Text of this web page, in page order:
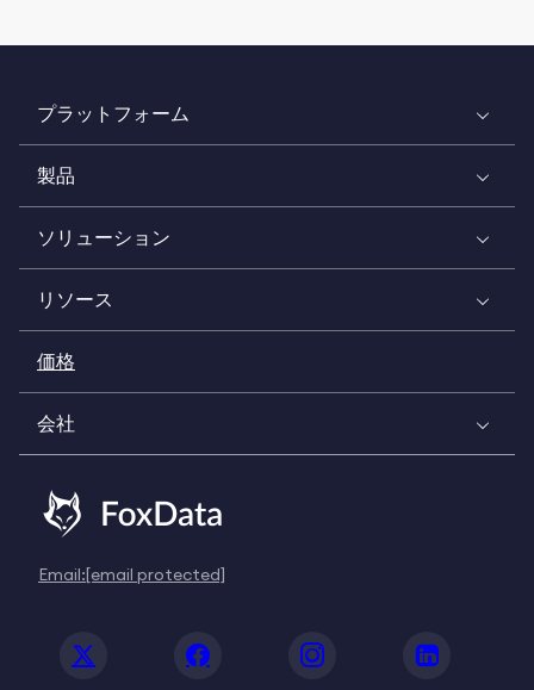
プラットフォーム
製品
ソリューション
リソース
価格
会社
Email:[email protected]